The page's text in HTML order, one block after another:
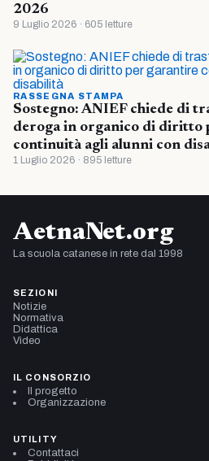
2026
9 Luglio 2026 · 605 letture
RASSEGNA STAMPA
Sostegno: ANIEF chiede di
deroga in organico di diritto
continuità agli alunni con
1 Luglio 2026 · 895 letture
AetnaNet.org
La scuola catanese in rete dal 1998
SEZIONI
Notizie
Normativa
Didattica
Video
IL CONSORZIO
Il progetto
Organizzazione
UTILITY
Contattaci